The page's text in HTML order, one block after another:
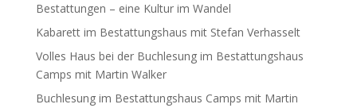
Bestattungen – eine Kultur im Wandel
Kabarett im Bestattungshaus mit Stefan Verhasselt
Volles Haus bei der Buchlesung im Bestattungshaus
Camps mit Martin Walker
Buchlesung im Bestattungshaus Camps mit Martin